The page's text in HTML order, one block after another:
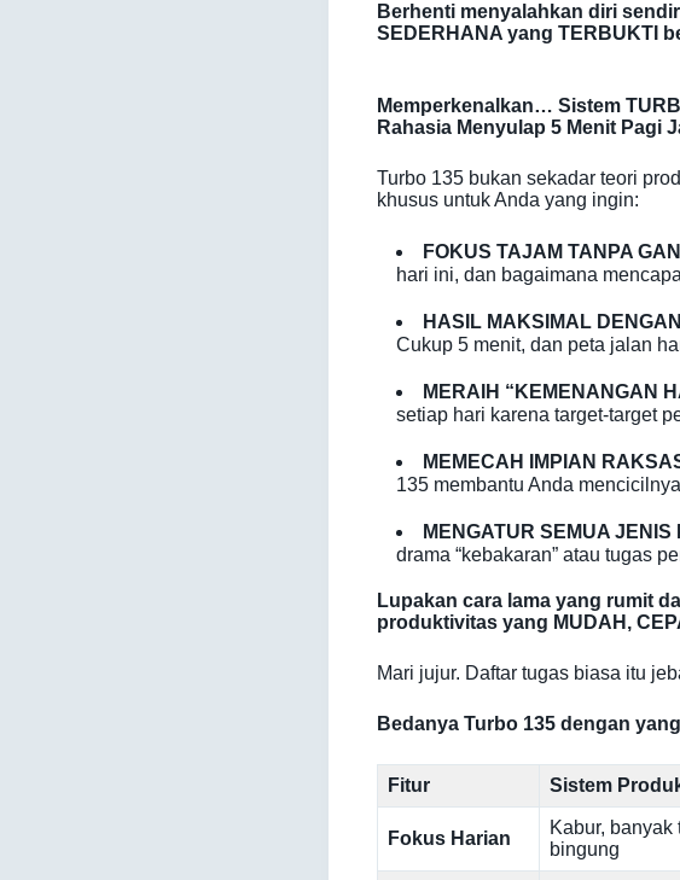
Berhenti menyalahkan diri
SEDERHANA yang TERBUKTI
Memperkenalkan… Sistem
Rahasia Menyulap 5 Menit Pagi
Turbo 135 bukan sekadar teori
khusus untuk Anda yang ingin:
FOKUS TAJAM TANPA
hari ini, dan bagaimana
HASIL MAKSIMAL
Cukup 5 menit, dan peta jalan
MERAIH “KEMENANGAN
setiap hari karena target-target
MEMECAH IMPIAN
135 membantu Anda
MENGATUR SEMUA
drama “kebakaran” atau tugas
Lupakan cara lama yang rumit
produktivitas yang MUDAH,
Mari jujur. Daftar tugas biasa itu
Bedanya Turbo 135 dengan
Fitur Sistem
Fokus Harian
Kabur, banyak
bingung